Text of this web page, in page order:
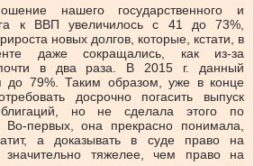
нашего государственного и
к ВВП увеличилось с 41 до 73%,
новых долгов, которые, кстати, в
даже сокращались, как из-за
в два раза. В 2015 г. данный
до 79%. Таким образом, уже в конце
досрочно погасить выпуск
но не сделала этого по
Во-первых, она прекрасно понимала,
а доказывать в суде право на
значительно тяжелее, чем право на